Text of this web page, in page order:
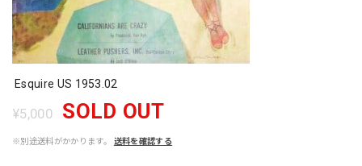
Esquire US 1953.02
¥5,000 SOLD OUT
※別途送料がかかります。 送料を確認する